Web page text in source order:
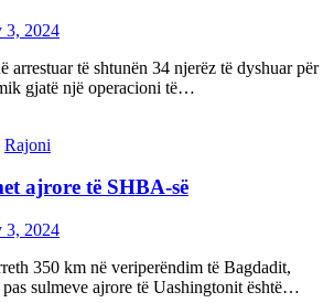
3, 2024
arrestuar të shtunën 34 njerëz të dyshuar për
gjatë një operacioni të…
Rajoni
ajrore të SHBA-së
3, 2024
350 km në veriperëndim të Bagdadit,
sulmeve ajrore të Uashingtonit është…